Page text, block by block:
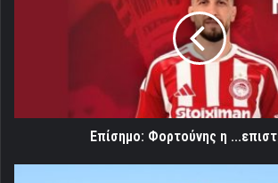
...επιστροφή
Επίσημο: Φορτούνης η